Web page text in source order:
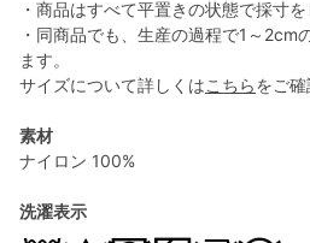
・商品はすべて平置きの状態で採寸を
・同商品でも、生産の過程で1～2cm
ます。
サイズについて詳しくはこちらをご確
素材
ナイロン 100%
洗濯表示